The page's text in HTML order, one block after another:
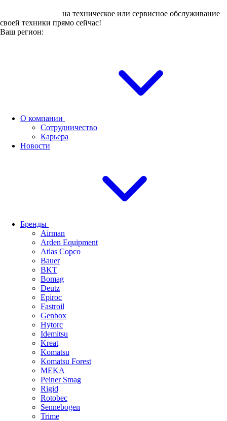
на техническое или сервисное обслуживание
своей техники прямо сейчас!
Ваш регион:
О компании
Сотрудничество
Карьера
Новости
Бренды
Airman
Arden Equipment
Atlas Сopco
Bauer
BKT
Bomag
Deutz
Epiroc
Fastroil
Genbox
Hytorc
Idemitsu
Kreat
Komatsu
Komatsu Forest
MEKA
Peiner Smag
Rigid
Rotobec
Sennebogen
Trime